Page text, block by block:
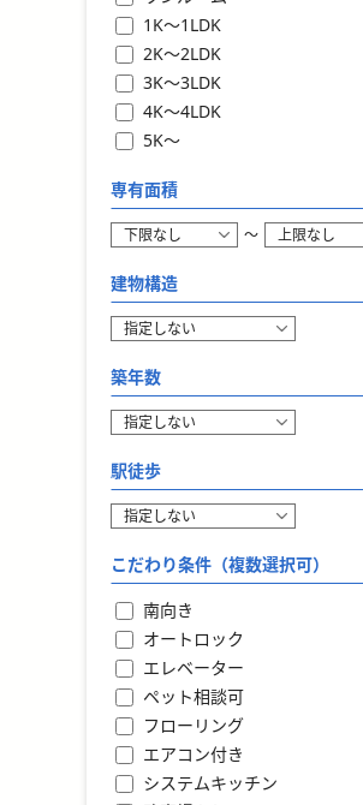
1K〜1LDK
2K〜2LDK
3K〜3LDK
4K〜4LDK
5K〜
専有面積
〜
建物構造
築年数
駅徒歩
こだわり条件（複数選択可）
南向き
オートロック
エレベーター
ペット相談可
フローリング
エアコン付き
システムキッチン